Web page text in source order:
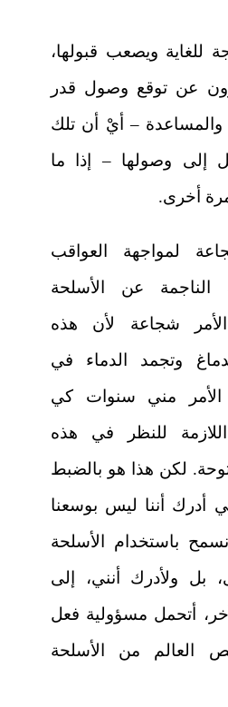
للغاية ويصعب قبولها،
عن توقع وصول قدر
والمساعدة – أيْ أن تلك
إلى وصولها – إذا ما
أخرى.
لمواجهة العواقب
الناجمة عن الأسلحة
شجاعة لأن هذه
وتجمد الدماء في
الأمر مني سنوات كي
للنظر في هذه
لكن هذا هو بالضبط
أدرك أننا ليس بوسعنا
باستخدام الأسلحة
بل ولأدرك أنني، إلى
أتحمل مسؤولية فعل
العالم من الأسلحة